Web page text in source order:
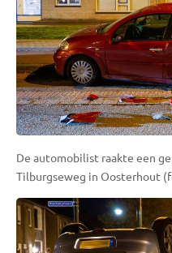
De automobilist raakte een
Tilburgseweg in Oosterhout